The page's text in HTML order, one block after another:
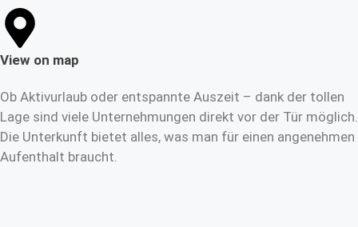
View on map
Ob Aktivurlaub oder entspannte Auszeit – dank der tollen
Lage sind viele Unternehmungen direkt vor der Tür möglich.
Die Unterkunft bietet alles, was man für einen angenehmen
Aufenthalt braucht.